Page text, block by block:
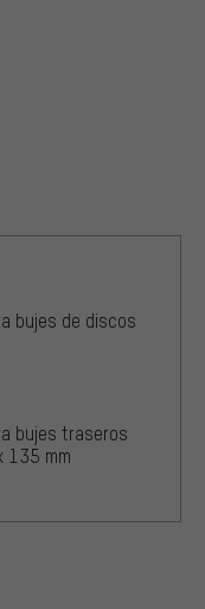
bujes de discos
bujes traseros
135 mm